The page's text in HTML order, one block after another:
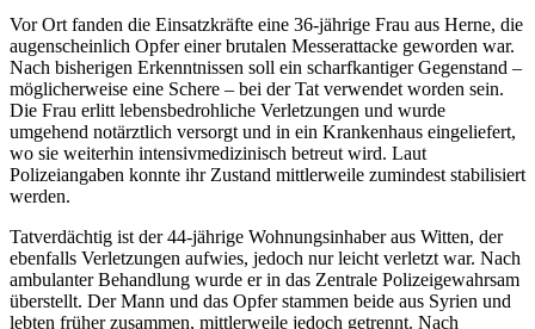
Vor Ort fanden die Einsatzkräfte eine 36-jährige Frau aus Herne, die
augenscheinlich Opfer einer brutalen Messerattacke geworden war.
Nach bisherigen Erkenntnissen soll ein scharfkantiger Gegenstand –
möglicherweise eine Schere – bei der Tat verwendet worden sein.
Die Frau erlitt lebensbedrohliche Verletzungen und wurde
umgehend notärztlich versorgt und in ein Krankenhaus eingeliefert,
wo sie weiterhin intensivmedizinisch betreut wird. Laut
Polizeiangaben konnte ihr Zustand mittlerweile zumindest stabilisiert
werden.
Tatverdächtig ist der 44-jährige Wohnungsinhaber aus Witten, der
ebenfalls Verletzungen aufwies, jedoch nur leicht verletzt war. Nach
ambulanter Behandlung wurde er in das Zentrale Polizeigewahrsam
überstellt. Der Mann und das Opfer stammen beide aus Syrien und
lebten früher zusammen, mittlerweile jedoch getrennt. Nach